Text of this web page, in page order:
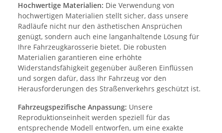
Hochwertige Materialien: Die Verwendung von
hochwertigen Materialien stellt sicher, dass unsere
Radläufe nicht nur den ästhetischen Ansprüchen
genügt, sondern auch eine langanhaltende Lösung für
Ihre Fahrzeugkarosserie bietet. Die robusten
Materialien garantieren eine erhöhte
Widerstandsfähigkeit gegenüber äußeren Einflüssen
und sorgen dafür, dass Ihr Fahrzeug vor den
Herausforderungen des Straßenverkehrs geschützt ist.
Fahrzeugspezifische Anpassung: Unsere
Reproduktionseinheit werden speziell für das
entsprechende Modell entworfen, um eine exakte